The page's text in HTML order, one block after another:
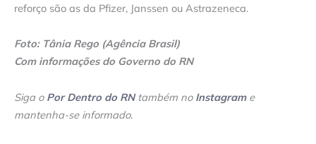
reforço são as da Pfizer, Janssen ou Astrazeneca.
Foto: Tânia Rego (Agência Brasil)
Com informações do Governo do RN
Siga o Por Dentro do RNtambém no Instagrame
mantenha-se informado.